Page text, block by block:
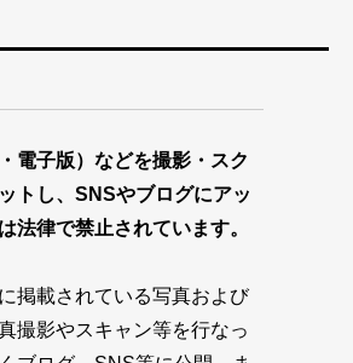
電子版）などを撮影・スク
トし、SNSやブログにアッ
法律で禁止されています。
掲載されている写真および
撮影やスキャン等を行なっ